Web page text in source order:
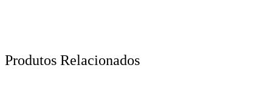
Produtos Relacionados